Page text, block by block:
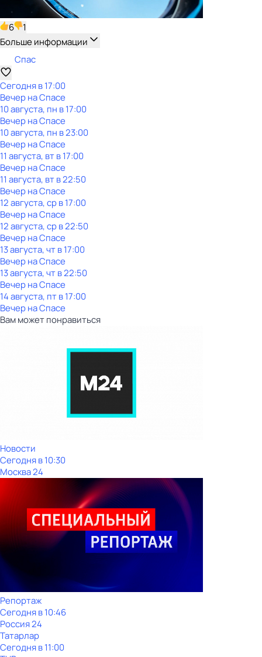
6
1
Больше информации
Спас
Сегодня в 17:00
Вечер на Спасе
10 августа, пн в 17:00
Вечер на Спасе
10 августа, пн в 23:00
Вечер на Спасе
11 августа, вт в 17:00
Вечер на Спасе
11 августа, вт в 22:50
Вечер на Спасе
12 августа, ср в 17:00
Вечер на Спасе
12 августа, ср в 22:50
Вечер на Спасе
13 августа, чт в 17:00
Вечер на Спасе
13 августа, чт в 22:50
Вечер на Спасе
14 августа, пт в 17:00
Вечер на Спасе
Вам может понравиться
Новости
Сегодня в 10:30
Москва 24
Репортаж
Сегодня в 10:46
Россия 24
Татарлар
Сегодня в 11:00